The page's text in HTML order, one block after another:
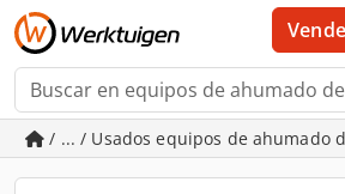
/ ... / Usados equipos de ahumado